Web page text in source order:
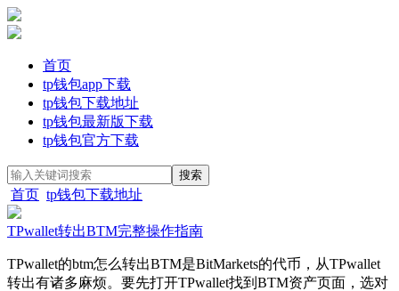
首页
tp钱包app下载
tp钱包下载地址
tp钱包最新版下载
tp钱包官方下载
首页 tp钱包下载地址
TPwallet转出BTM完整操作指南
TPwallet的btm怎么转出BTM是BitMarkets的代币，从TPwallet
转出有诸多麻烦。要先打开TPwallet找到BTM资产页面，选对